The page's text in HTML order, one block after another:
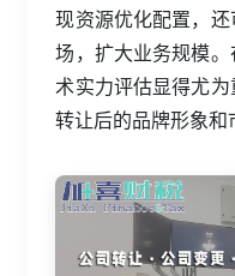
现资源优化配置，
场，扩大业务规模
术实力评估显得尤
转让后的品牌形象和